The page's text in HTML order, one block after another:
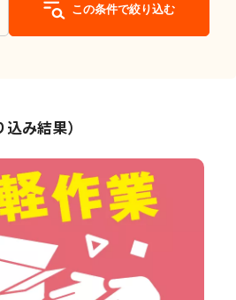
この条件で絞り込む
み結果）